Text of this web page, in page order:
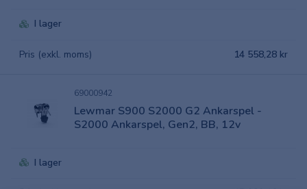
I lager
Pris (exkl. moms) 14 558,28 kr
69000942
Lewmar S900 S2000 G2 Ankarspel -
S2000 Ankarspel, Gen2, BB, 12v
I lager